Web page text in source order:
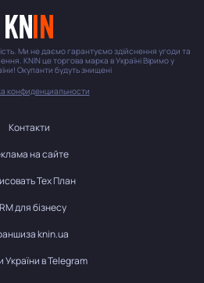
Ми не даємо гарантуємо здійснення угоди та
KNIN це торгова марка в Україні Віримо у
Окупанти будуть знищені
конфиденциальности
Контакти
на сайте
Тех План
для бізнесу
knin.ua
України в Telegram